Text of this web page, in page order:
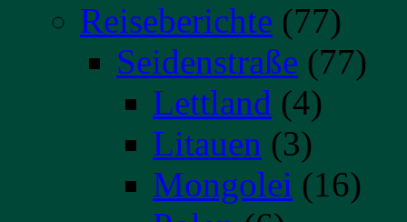
Reiseberichte (77)
Seidenstraße (77)
Lettland (4)
Litauen (3)
Mongolei (16)